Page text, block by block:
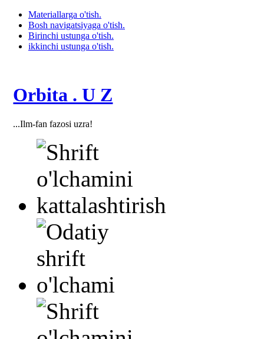
Materiallarga o'tish.
Bosh navigatsiyaga o'tish.
Birinchi ustunga o'tish.
ikkinchi ustunga o'tish.
Orbita . U Z
...Ilm-fan fazosi uzra!